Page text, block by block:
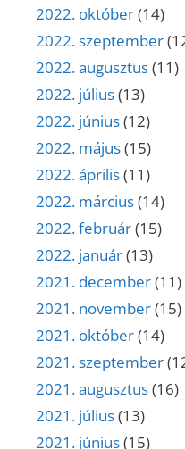
2022. október(14)
2022. szeptember
2022. augusztus(11)
2022. július(13)
2022. június(12)
2022. május(15)
2022. április(11)
2022. március(14)
2022. február(15)
2022. január(13)
2021. december(11)
2021. november(15)
2021. október(14)
2021. szeptember
2021. augusztus(16)
2021. július(13)
2021. június(15)